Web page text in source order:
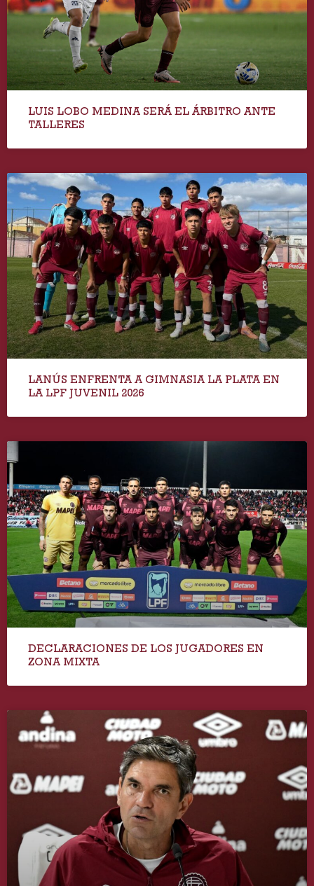
LUIS LOBO MEDINA SERÁ EL ÁRBITRO ANTE
TALLERES
LANÚS ENFRENTA A GIMNASIA LA PLATA EN
LA LPF JUVENIL 2026
DECLARACIONES DE LOS JUGADORES EN
ZONA MIXTA